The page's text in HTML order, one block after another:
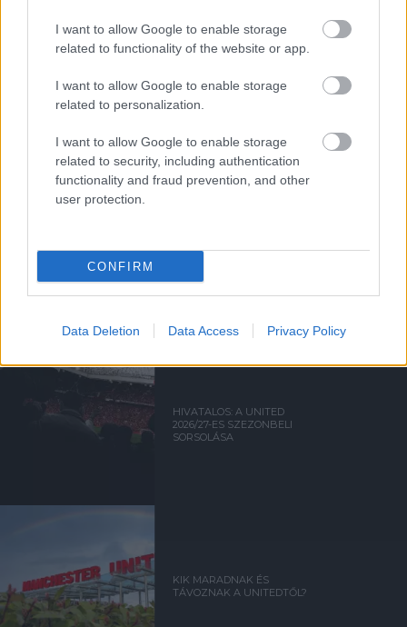
I want to allow Google to enable storage
related to functionality of the website or app.
I want to allow Google to enable storage
related to personalization.
I want to allow Google to enable storage
related to security, including authentication
functionality and fraud prevention, and other
user protection.
CONFIRM
Data Deletion Data Access Privacy Policy
Támogatás
Támogasd adományoddal
Kapcsolódó hírek
PREMIER LEAGUE
HIVATALOS: A UNITED
2026/27-ES SZEZONBELI
SORSOLÁSA
KIK MARADNAK ÉS
TÁVOZNAK A UNITEDTŐL?